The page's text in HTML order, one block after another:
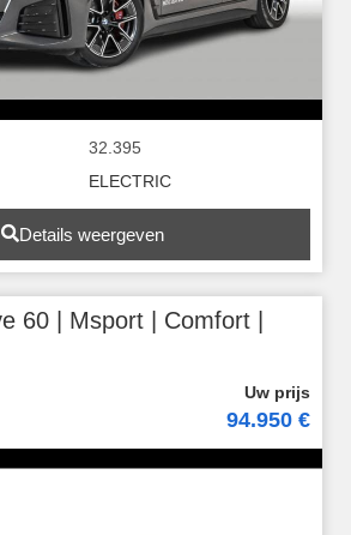
32.395
ELECTRIC
Details weergeven
60 | Msport | Comfort |
94.950 €